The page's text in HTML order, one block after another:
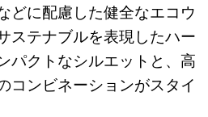
どに配慮した健全なエコウ
ステナブルを表現したハー
パクトなシルエットと、高
コンビネーションがスタイ